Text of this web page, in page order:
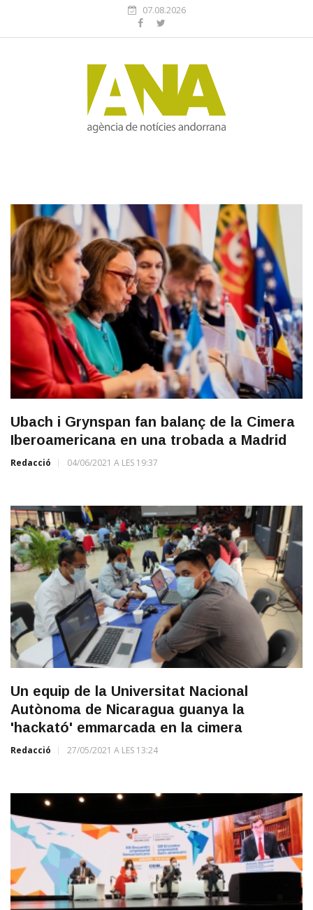
07.08.2026
Ubach i Grynspan fan balanç de la Cimera
Iberoamericana en una trobada a Madrid
Redacció 04/06/2021 A LES 19:37
Un equip de la Universitat Nacional
Autònoma de Nicaragua guanya la
'hackató' emmarcada en la cimera
Redacció 27/05/2021 A LES 13:24